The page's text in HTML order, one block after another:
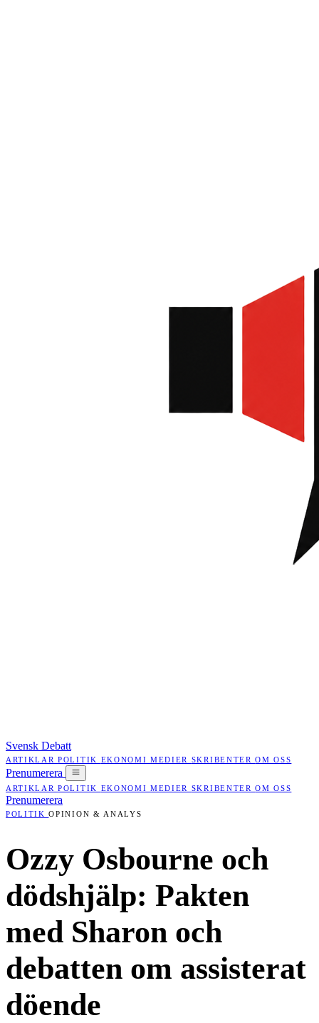
Svensk Debatt
ARTIKLARPOLITIK EKONOMIMEDIER SKRIBENTEROM OSS
Prenumerera
ARTIKLARPOLITIK EKONOMIMEDIER SKRIBENTEROM OSS
Prenumerera
POLITIKOPINION & ANALYS
Ozzy Osbourne och
dödshjälp: Pakten
med Sharon och
debatten om assisterat
döende